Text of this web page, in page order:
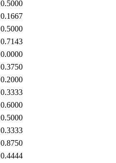
0.5000
0.1667
0.5000
0.7143
0.0000
0.3750
0.2000
0.3333
0.6000
0.5000
0.3333
0.8750
0.4444